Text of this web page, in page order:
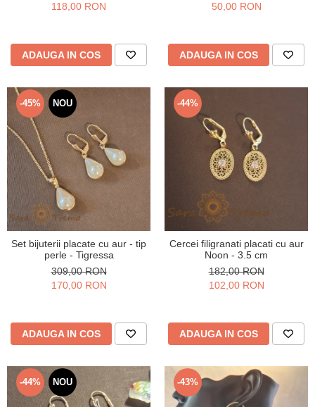
118,00 RON
ADAUGA IN COS
50,00 RON
ADAUGA IN COS
-45% NOU
Set bijuterii placate cu aur - tip
perle - Tigressa
309,00 RON
170,00 RON
ADAUGA IN COS
-44%
Cercei filigranati placati cu aur
Noon - 3.5 cm
182,00 RON
102,00 RON
ADAUGA IN COS
-44% NOU -43%